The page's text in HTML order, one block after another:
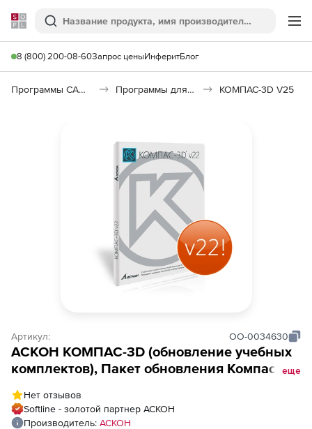
Softline
Поиск
8 (800) 200-08-60Запрос ценыИнферитБлог
Программы САПР и ГИС Программы для машиностроения КОМПАС-3D V25
Артикул: ОО-0034630
АСКОН КОМПАС-3D (обновление учебных
комплектов), Пакет обновления Компaс-3D
еще
Нет отзывов
Softline - золотой партнер АСКОН
Производитель: АСКОН